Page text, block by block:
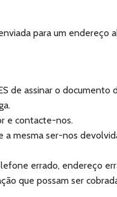
para um endereço
de assinar o documento
e contacte-nos.
mesma ser-nos
errado, endereço
que possam ser